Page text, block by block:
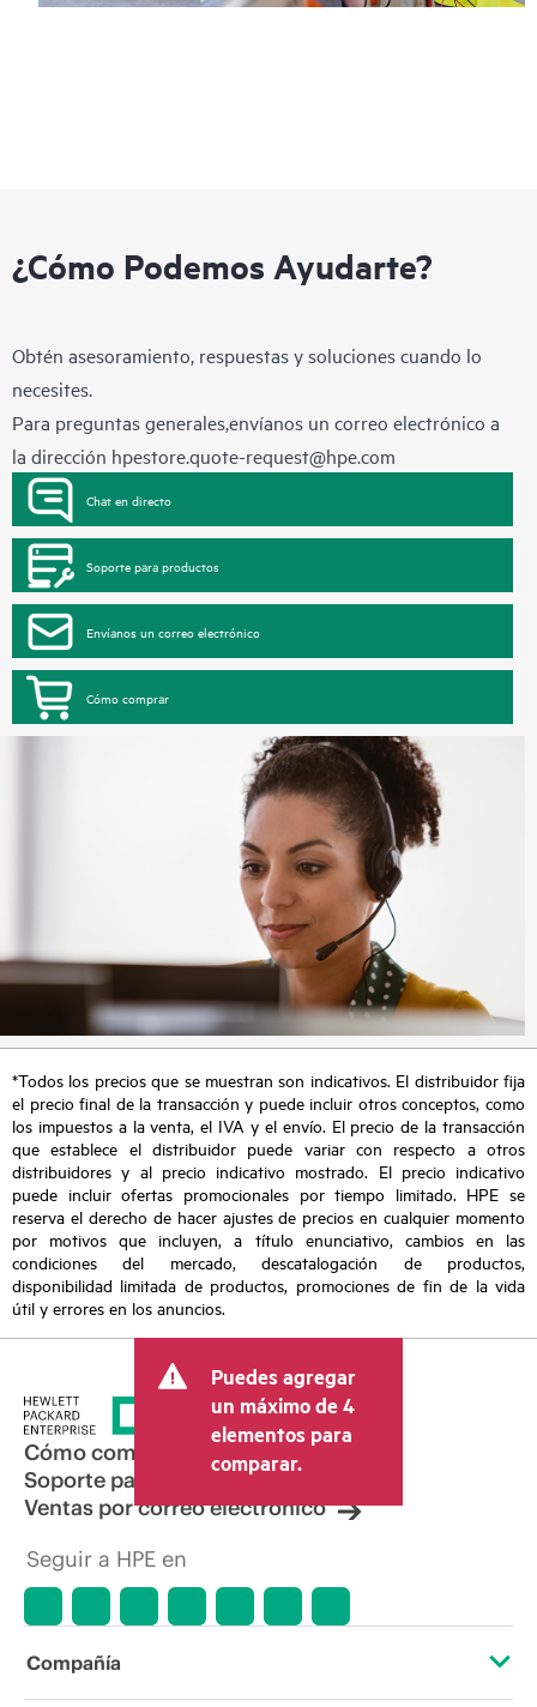
¿Cómo Podemos Ayudarte?
Obtén asesoramiento, respuestas y soluciones cuando lo
necesites.
Para preguntas generales,envíanos un correo electrónico a
la dirección hpestore.quote-request@hpe.com
Chat en directo
Soporte para productos
Envíanos un correo electrónico
Cómo comprar
*Todos los precios que se muestran son indicativos. El distribuidor fija
el precio final de la transacción y puede incluir otros conceptos, como
los impuestos a la venta, el IVA y el envío. El precio de la transacción
que establece el distribuidor puede variar con respecto a otros
distribuidores y al precio indicativo mostrado. El precio indicativo
puede incluir ofertas promocionales por tiempo limitado. HPE se
reserva el derecho de hacer ajustes de precios en cualquier momento
por motivos que incluyen, a título enunciativo, cambios en las
condiciones del mercado, descatalogación de productos,
disponibilidad limitada de productos, promociones de fin de la vida
útil y errores en los anuncios.
Puedes agregar
un máximo de 4
elementos para
comparar.
Cómo comprar
Soporte para productos
Ventas por correo electrónico
Seguir a HPE en
Compañía